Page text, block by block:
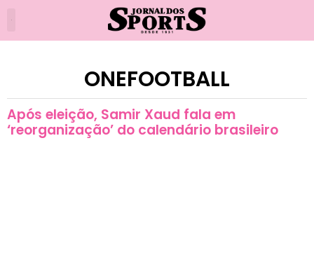
ONEFOOTBALL
Após eleição, Samir Xaud fala em
‘reorganização’ do calendário brasileiro